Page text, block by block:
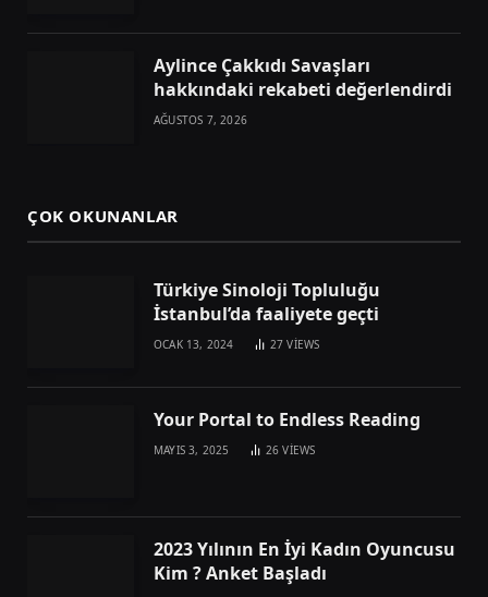
Aylince Çakkıdı Savaşları
hakkındaki rekabeti değerlendirdi
AĞUSTOS 7, 2026
ÇOK OKUNANLAR
Türkiye Sinoloji Topluluğu
İstanbul’da faaliyete geçti
OCAK 13, 2024 27VIEWS
Your Portal to Endless Reading
MAYIS 3, 2025 26VIEWS
2023 Yılının En İyi Kadın Oyuncusu
Kim ? Anket Başladı